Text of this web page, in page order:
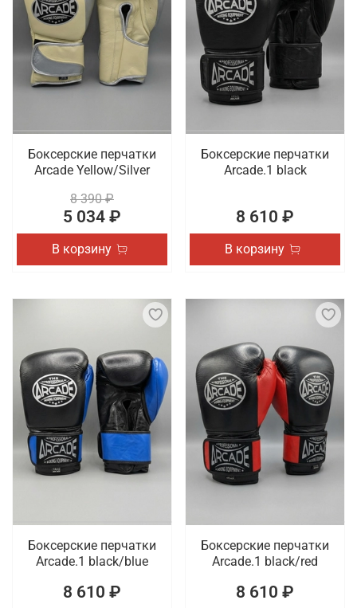
Боксерские перчатки
Arcade Yellow/Silver
8 390 ₽
5 034 ₽
В корзину
Боксерские перчатки
Arcade.1 black
8 610 ₽
В корзину
Боксерские перчатки
Arcade.1 black/blue
8 610 ₽
Боксерские перчатки
Arcade.1 black/red
8 610 ₽